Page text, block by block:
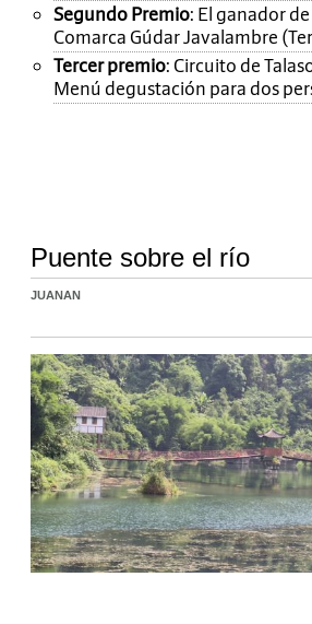
Segundo Premio: El ganador
Comarca Gúdar Javalambre
Tercer premio: Circuito de
Menú degustación para dos
Puente sobre el río
JUANAN